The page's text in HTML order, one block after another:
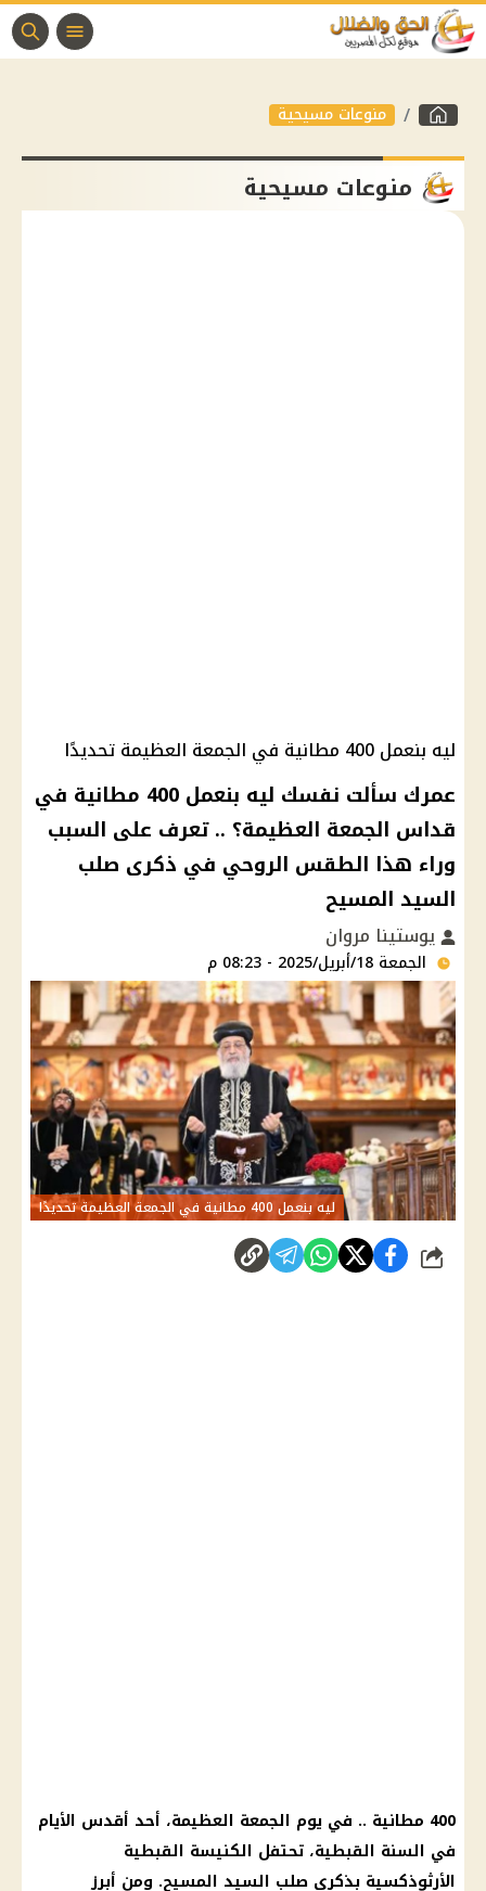
منوعات مسيحية
منوعات مسيحية
ليه بنعمل 400 مطانية في الجمعة العظيمة تحديدًا
عمرك سألت نفسك ليه بنعمل 400 مطانية في
قداس الجمعة العظيمة؟ .. تعرف على السبب
وراء هذا الطقس الروحي في ذكرى صلب
السيد المسيح
يوستينا مروان
الجمعة 18/أبريل/2025 - 08:23 م
ليه بنعمل 400 مطانية في الجمعة العظيمة تحديدًا
شارك
400 مطانية .. في يوم الجمعة العظيمة، أحد أقدس الأيام
في السنة القبطية، تحتفل الكنيسة القبطية
الأرثوذكسية بذكرى صلب السيد المسيح. ومن أبرز